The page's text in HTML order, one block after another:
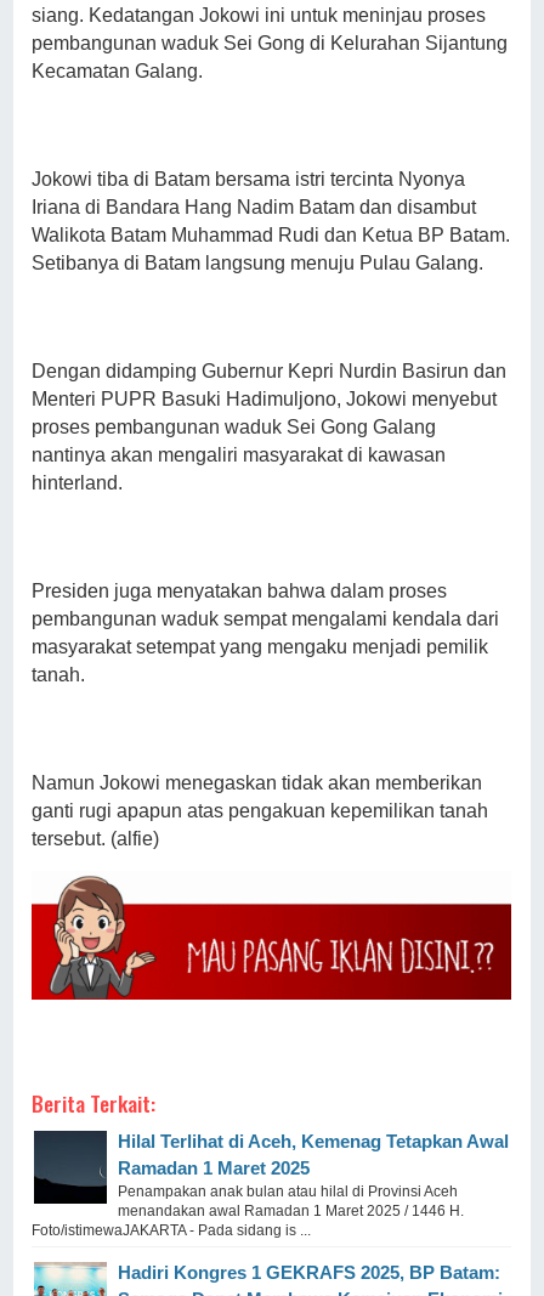
siang. Kedatangan Jokowi ini untuk meninjau proses
pembangunan waduk Sei Gong di Kelurahan Sijantung
Kecamatan Galang.
Jokowi tiba di Batam bersama istri tercinta Nyonya
Iriana di Bandara Hang Nadim Batam dan disambut
Walikota Batam Muhammad Rudi dan Ketua BP Batam.
Setibanya di Batam langsung menuju Pulau Galang.
Dengan didamping Gubernur Kepri Nurdin Basirun dan
Menteri PUPR Basuki Hadimuljono, Jokowi menyebut
proses pembangunan waduk Sei Gong Galang
nantinya akan mengaliri masyarakat di kawasan
hinterland.
Presiden juga menyatakan bahwa dalam proses
pembangunan waduk sempat mengalami kendala dari
masyarakat setempat yang mengaku menjadi pemilik
tanah.
Namun Jokowi menegaskan tidak akan memberikan
ganti rugi apapun atas pengakuan kepemilikan tanah
tersebut. (alfie)
Berita Terkait:
Hilal Terlihat di Aceh, Kemenag Tetapkan Awal
Ramadan 1 Maret 2025
Penampakan anak bulan atau hilal di Provinsi Aceh
menandakan awal Ramadan 1 Maret 2025 / 1446 H.
Foto/istimewaJAKARTA - Pada sidang is ...
Hadiri Kongres 1 GEKRAFS 2025, BP Batam: